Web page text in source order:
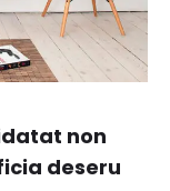
non
deseru